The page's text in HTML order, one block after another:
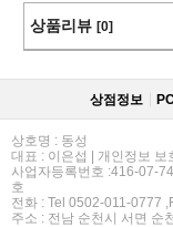
상품리뷰 [0]
상점정보
상호명 : 동성
대표 : 이은섭 | 개인정보 보
사업자등록번호 :416-07-
호
전화 : Tel 0502-011-0777
주소 : 전남 순천시 서면 순